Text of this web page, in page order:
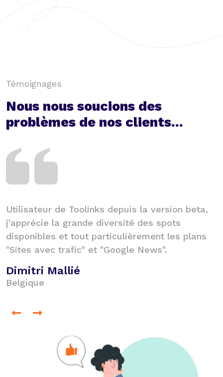
Témoignages
Nous nous soucions des
problèmes de nos clients...
Toolinks est un superbe outil pour les
personnes qui ont un petit budget netlinking. Il
y a de très bons sites sur la plateforme. Je
recommande !
Simon Armatol
France